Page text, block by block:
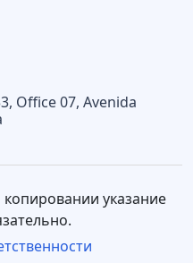
Office 07, Avenida
указание